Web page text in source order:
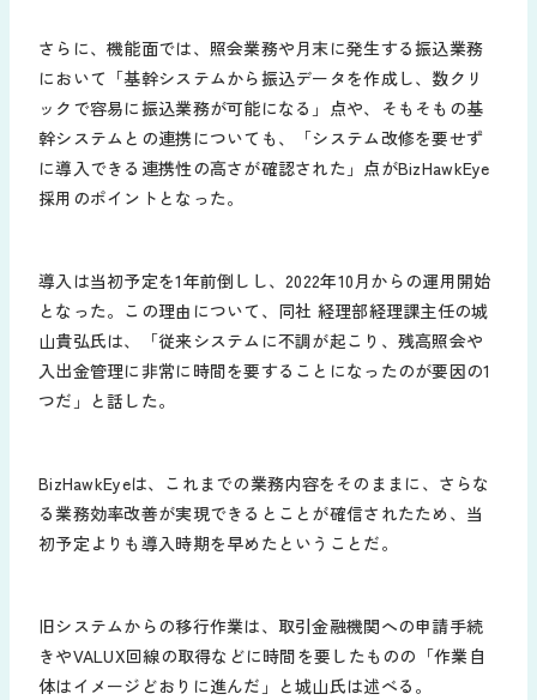
さらに、機能面では、照会業務や月末に発生する振込業務
において「基幹システムから振込データを作成し、数クリ
ックで容易に振込業務が可能になる」点や、そもそもの基
幹システムとの連携についても、「システム改修を要せず
に導入できる連携性の高さが確認された」点がBizHawkEye
採用のポイントとなった。
導入は当初予定を1年前倒しし、2022年10月からの運用開始
となった。この理由について、同社 経理部経理課主任の城
山貴弘氏は、「従来システムに不調が起こり、残高照会や
入出金管理に非常に時間を要することになったのが要因の1
つだ」と話した。
BizHawkEyeは、これまでの業務内容をそのままに、さらな
る業務効率改善が実現できるとことが確信されたため、当
初予定よりも導入時期を早めたということだ。
旧システムからの移行作業は、取引金融機関への申請手続
きやVALUX回線の取得などに時間を要したものの「作業自
体はイメージどおりに進んだ」と城山氏は述べる。